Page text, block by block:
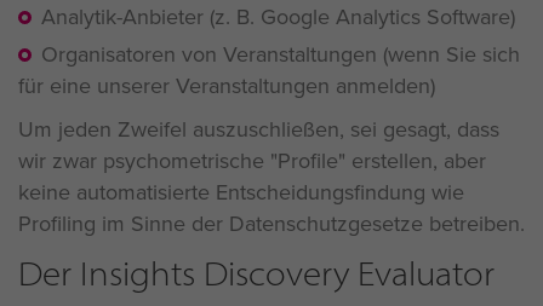
Analytik-Anbieter (z. B. Google Analytics Software)
Organisatoren von Veranstaltungen (wenn Sie sich
für eine unserer Veranstaltungen anmelden)
Um jeden Zweifel auszuschließen, sei gesagt, dass
wir zwar psychometrische "Profile" erstellen, aber
keine automatisierte Entscheidungsfindung wie
Profiling im Sinne der Datenschutzgesetze betreiben.
Der Insights Discovery Evaluator